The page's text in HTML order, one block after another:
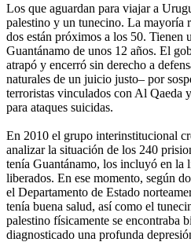
Los que aguardan para viajar a
palestino y un tunecino. La mayoría
dos están próximos a los 50. Tienen
Guantánamo de unos 12 años. El
atrapó y encerró sin derecho a
naturales de un juicio justo– por
terroristas vinculados con Al Qaeda
para ataques suicidas.
En 2010 el grupo interinstitucional
analizar la situación de los 240
tenía Guantánamo, los incluyó en la
liberados. En ese momento, según
el Departamento de Estado
tenía buena salud, así como el
palestino físicamente se encontraba
diagnosticado una profunda